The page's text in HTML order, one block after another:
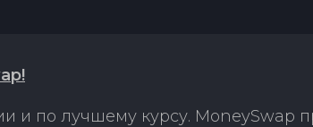
и по лучшему курсу. MoneySwap